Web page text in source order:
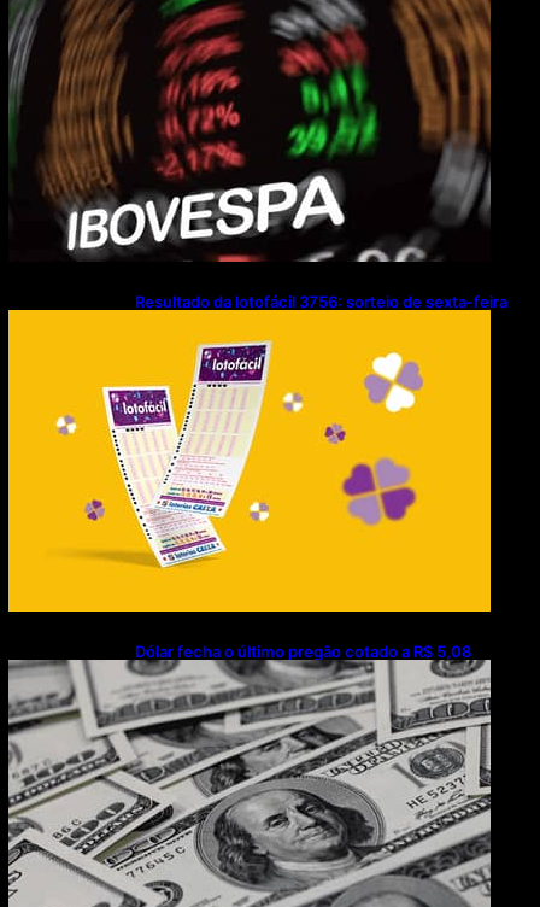
Resultado da lotofácil 3756: sorteio de sexta-feira
Dólar fecha o último pregão cotado a R$ 5,08